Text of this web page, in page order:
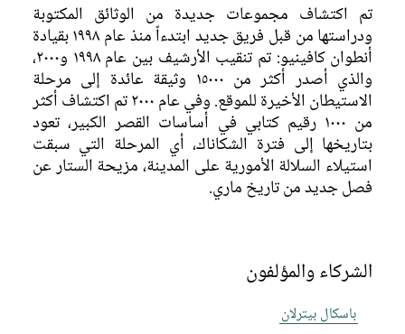
تم اكتشاف مجموعات جديدة من الوثائق المكتوبة
ودراستها من قبل فريق جديد ابتدءاً منذ عام ١٩٩٨ بقيادة
أنطوان كافينيو: تم تنقيب الأرشيف بين عام ١٩٩٨ و٢٠٠٠،
والذي أصدر أكثر من ١٥٠٠٠ وثيقة عائدة إلى مرحلة
الاستيطان الأخيرة للموقع. وفي عام ٢٠٠٠ تم اكتشاف أكثر
من ١٠٠٠ رقيم كتابي في أساسات القصر الكبير، تعود
بتاريخها إلى فترة الشكاناك، أي المرحلة التي سبقت
استيلاء السلالة الأمورية على المدينة، مزيحة الستار عن
فصل جديد من تاريخ ماري.
الشركاء والمؤلفون
باسكال بيترلان